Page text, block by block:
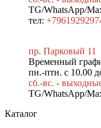
TG/WhatsApp/
тел:
пр. Парковый 11
Временный
пн.-птн. с 10.00
сб.-вс. -
TG/WhatsApp/
Каталог